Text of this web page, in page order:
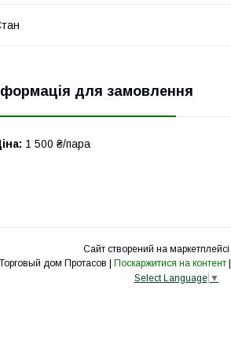
для замовлення
1 500 ₴/пара
Сайт створений на маркетплейсі
Торговый дом Протасов | Поскаржитися на контент |
Select Language ▼